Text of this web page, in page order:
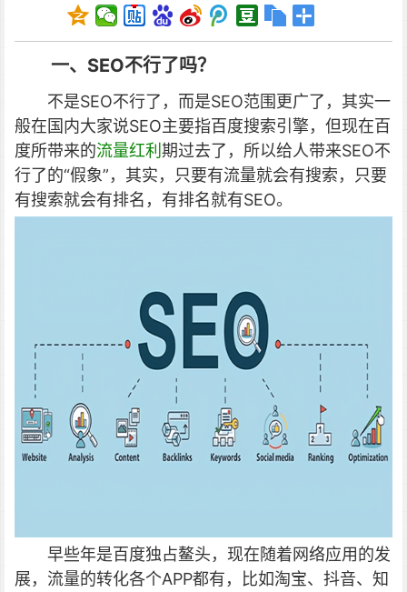
一、SEO不行了吗？
不是SEO不行了，而是SEO范围更广了，其实一
般在国内大家说SEO主要指百度搜索引擎，但现在百
度所带来的流量红利 期过去了，所以给人带来SEO不
行了的“假象”，其实，只要有流量就会有搜索，只要
有搜索就会有排名，有排名就有SEO。
早些年是百度独占鳌头，现在随着网络应用的发
展，流量的转化各个APP都有，比如淘宝、抖音、知